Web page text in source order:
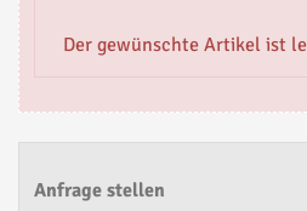
Der gewünschte Artikel ist
Anfrage stellen